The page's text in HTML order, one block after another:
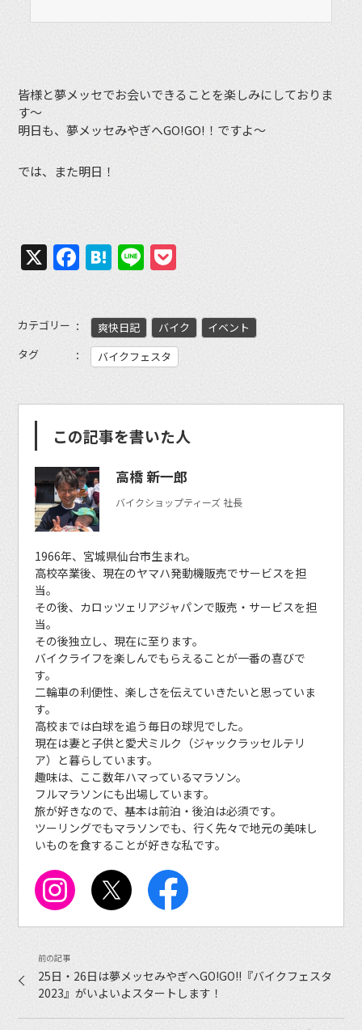
皆様と夢メッセでお会いできることを楽しみにしておりま
す～
明日も、夢メッセみやぎへGO!GO!！ですよ～
では、また明日！
X Facebook
Hatena
Line
カテゴリー 爽快日記 バイク
イベント
タグ
バイクフェスタ
この記事を書いた人
高橋 新一郎
バイクショップティーズ 社長
1966年、宮城県仙台市生まれ。
高校卒業後、現在のヤマハ発動機販売でサービスを担
当。
その後、カロッツェリアジャパンで販売・サービスを担
当。
その後独立し、現在に至ります。
バイクライフを楽しんでもらえることが一番の喜びで
す。
二輪車の利便性、楽しさを伝えていきたいと思っていま
す。
高校までは白球を追う毎日の球児でした。
現在は妻と子供と愛犬ミルク（ジャックラッセルテリ
ア）と暮らしています。
趣味は、ここ数年ハマっているマラソン。
フルマラソンにも出場しています。
旅が好きなので、基本は前泊・後泊は必須です。
ツーリングでもマラソンでも、行く先々で地元の美味し
いものを食することが好きな私です。
25日・26日は夢メッセみやぎへGO!GO!!『バイクフェスタ
2023』がいよいよスタートします！